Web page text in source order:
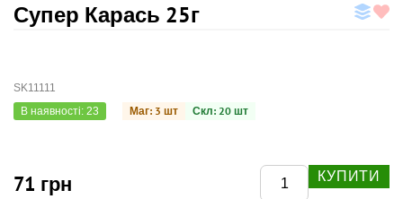
Супер Карась 25г
SK11111
В наявності: 23
Маг: 3 шт Скл: 20 шт
71 грн КУПИТИ